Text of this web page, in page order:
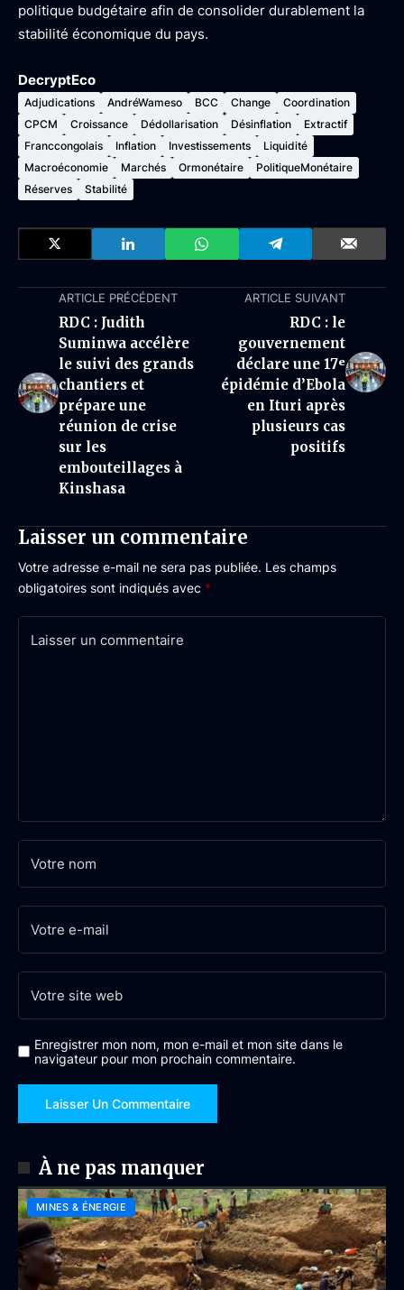
politique budgétaire afin de consolider durablement la
stabilité économique du pays.
DecryptEco
Adjudications AndréWameso BCC Change
Coordination
CPCM
Croissance Dédollarisation Désinflation
Extractif
Franccongolais
Inflation Investissements
Liquidité
Macroéconomie
Marchés Ormonétaire
PolitiqueMonétaire
Réserves
Stabilité
ARTICLE PRÉCÉDENT
RDC : Judith
Suminwa accélère
le suivi des grands
chantiers et
prépare une
réunion de crise
sur les
embouteillages à
Kinshasa
ARTICLE SUIVANT
RDC : le
gouvernement
déclare une 17ᵉ
épidémie d’Ebola
en Ituri après
plusieurs cas
positifs
Laisser un commentaire
Votre adresse e-mail ne sera pas publiée. Les champs
obligatoires sont indiqués avec *
Enregistrer mon nom, mon e-mail et mon site dans le
navigateur pour mon prochain commentaire.
À ne pas manquer
MINES & ÉNERGIE